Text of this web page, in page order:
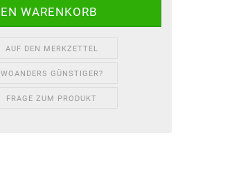
AUF DEN MERKZETTEL
WOANDERS GÜNSTIGER?
FRAGE ZUM PRODUKT